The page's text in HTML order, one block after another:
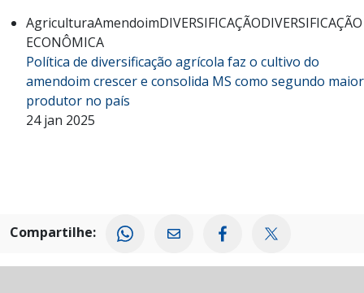
AgriculturaAmendoimDIVERSIFICAÇÃODIVERSIFICAÇÃO
ECONÔMICA
Política de diversificação agrícola faz o cultivo do
amendoim crescer e consolida MS como segundo maior
produtor no país
24 jan 2025
Compartilhe: